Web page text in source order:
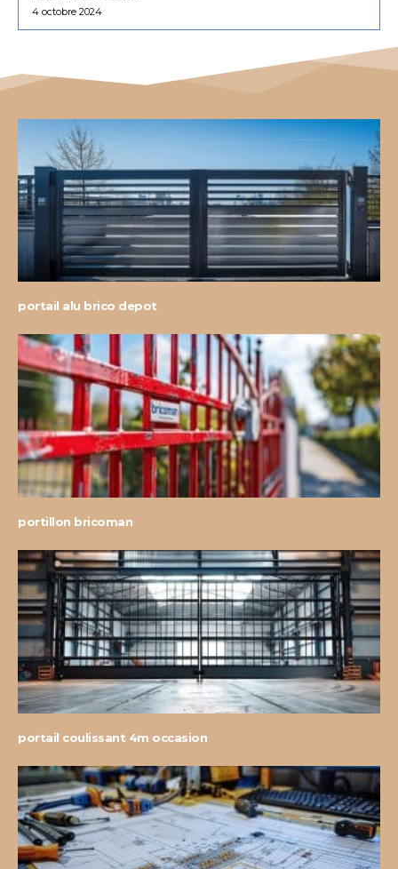
4 octobre 2024
portail alu brico depot
portillon bricoman
portail coulissant 4m occasion